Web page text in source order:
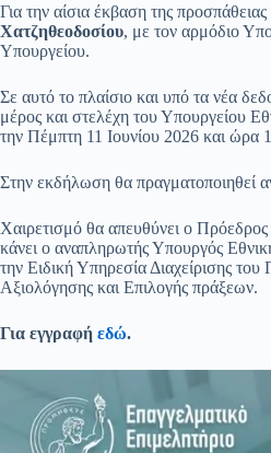
Για την αίσια έκβαση της
Χατζηθεοδοσίου, με τον αρμόδιο
Υπουργείου.
Σε αυτό το πλαίσιο και υπό τα νέα
μέρος και στελέχη του Υπουργείου
την Πέμπτη 11 Ιουνίου 2026 και ώρα
Στην εκδήλωση θα πραγματοποιηθεί
Χαιρετισμό θα απευθύνει ο
κάνει ο αναπληρωτής Υπουργός
την Ειδική Υπηρεσία Διαχείρισης
Αξιολόγησης και Επιλογής πράξεων.
Για εγγραφή εδώ.